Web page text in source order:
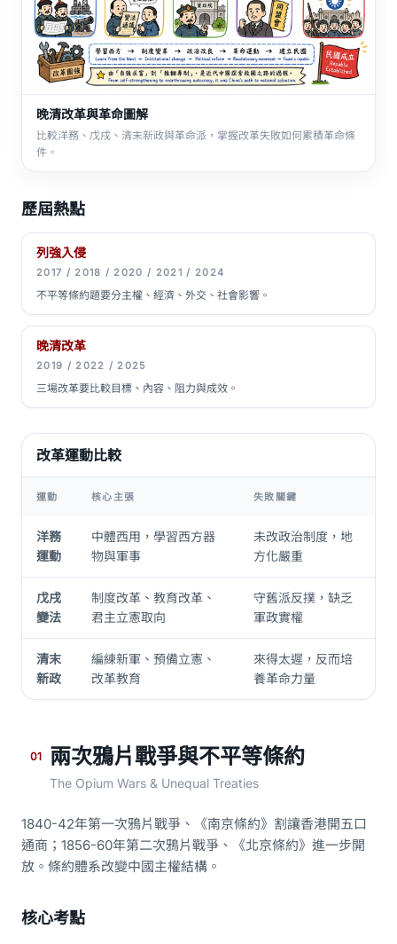
晚清改革與革命圖解
比較洋務、戊戌、清末新政與革命派，掌握改革失敗如何累積革命條
件。
歷屆熱點
列強入侵
2017 / 2018 / 2020 / 2021 / 2024
不平等條約題要分主權、經濟、外交、社會影響。
晚清改革
2019 / 2022 / 2025
三場改革要比較目標、內容、阻力與成效。
改革運動比較
運動 核心主張 失敗關鍵
洋務
運動
中體西用，學習西方器
物與軍事
未改政治制度，地
方化嚴重
戊戌
變法
制度改革、教育改革、
君主立憲取向
守舊派反撲，缺乏
軍政實權
清末
新政
編練新軍、預備立憲、
改革教育
來得太遲，反而培
養革命力量
01 兩次鴉片戰爭與不平等條約
The Opium Wars & Unequal Treaties
1840-42年第一次鴉片戰爭、《南京條約》割讓香港開五口
通商；1856-60年第二次鴉片戰爭、《北京條約》進一步開
放。條約體系改變中國主權結構。
核心考點